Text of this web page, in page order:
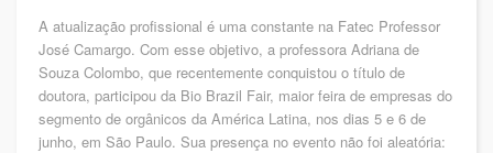
A atualização profissional é uma constante na Fatec Professor
José Camargo. Com esse objetivo, a professora Adriana de
Souza Colombo, que recentemente conquistou o título de
doutora, participou da Bio Brazil Fair, maior feira de empresas do
segmento de orgânicos da América Latina, nos dias 5 e 6 de
junho, em São Paulo. Sua presença no evento não foi aleatória: